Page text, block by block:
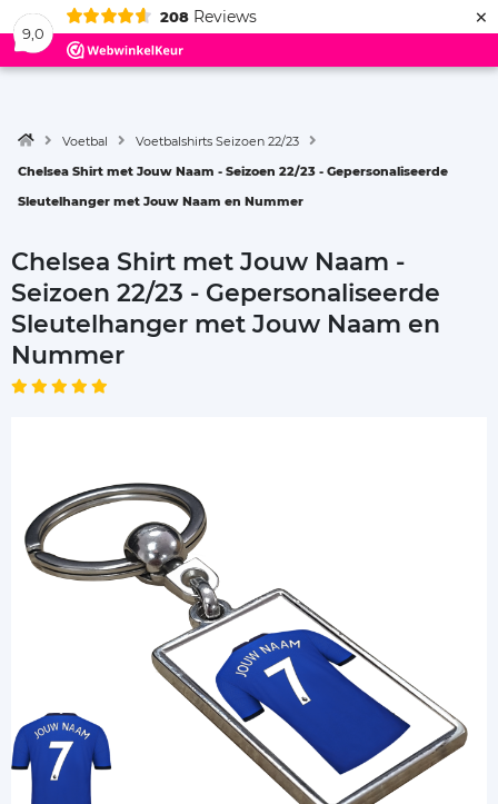
9,0
208 Reviews ×
Menu
Voetbal
Voetbalshirts Seizoen 22/23
Chelsea Shirt met Jouw Naam - Seizoen 22/23 - Gepersonaliseerde
Sleutelhanger met Jouw Naam en Nummer
Chelsea Shirt met Jouw Naam -
Seizoen 22/23 - Gepersonaliseerde
Sleutelhanger met Jouw Naam en
Nummer